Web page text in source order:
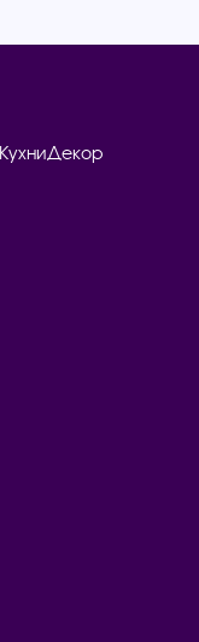
КухниДекор